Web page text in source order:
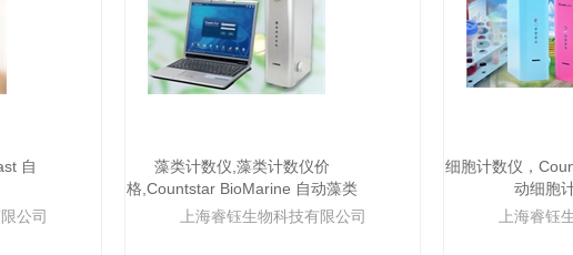
自
公司
藻类计数仪,藻类计数仪价
格,Countstar BioMarine 自动藻类
计数仪
上海睿钰生物科技有限公司
细胞计数仪，
动细胞
上海睿钰